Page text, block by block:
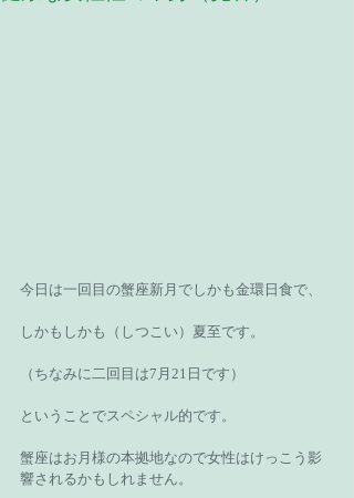
今日は一回目の蟹座新月でしかも金環日食で、
しかもしかも（しつこい）夏至です。
（ちなみに二回目は7月21日です）
ということでスペシャル的です。
蟹座はお月様の本拠地なので女性はけっこう影
響されるかもしれません。